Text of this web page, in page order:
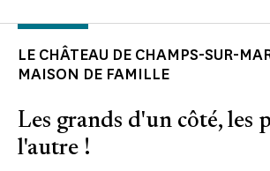
LE CHÂTEAU DE CHAMPS-SUR-
MAISON DE FAMILLE
Les grands d'un côté, les
l'autre !